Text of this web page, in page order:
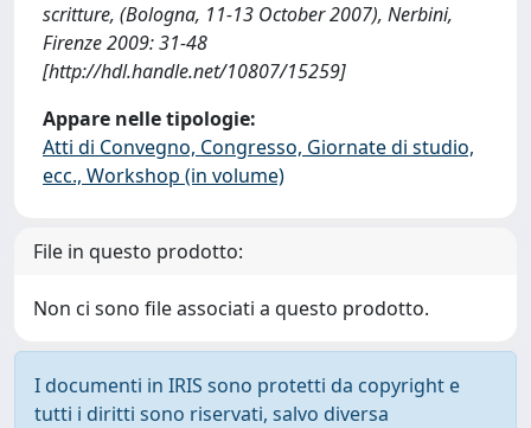
scritture, (Bologna, 11-13 October 2007), Nerbini,
Firenze 2009: 31-48
[http://hdl.handle.net/10807/15259]
Appare nelle tipologie:
Atti di Convegno, Congresso, Giornate di studio,
ecc., Workshop (in volume)
File in questo prodotto:
Non ci sono file associati a questo prodotto.
I documenti in IRIS sono protetti da copyright e
tutti i diritti sono riservati, salvo diversa